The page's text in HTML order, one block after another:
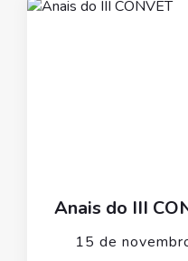
Anais do III
15 de